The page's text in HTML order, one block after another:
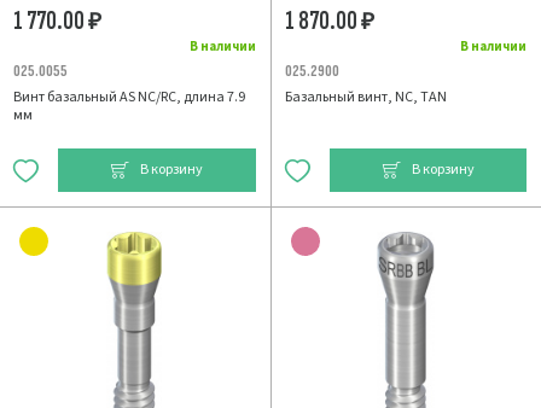
В наличии
1 770.00₽
025.0055
Винт базальный AS NC/RC, длина 7.9
мм
В корзину
В наличии
1 870.00₽
025.2900
Базальный винт, NC, TAN
В корзину